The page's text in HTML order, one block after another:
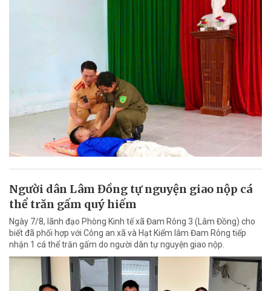
Người dân Lâm Đồng tự nguyện giao nộp cá
thể trăn gấm quý hiếm
Ngày 7/8, lãnh đạo Phòng Kinh tế xã Đam Rông 3 (Lâm Đồng) cho
biết đã phối hợp với Công an xã và Hạt Kiểm lâm Đam Rông tiếp
nhận 1 cá thể trăn gấm do người dân tự nguyện giao nộp.